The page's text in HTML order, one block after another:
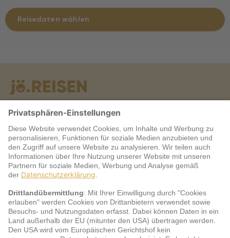
Reisedaten wählen
Warum jö?
Service
jö Bonus Club Partner